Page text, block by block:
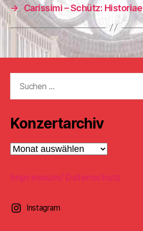
→ Carissimi – Schütz: Historiae
nach:
Konzertarchiv
Konzertarchiv
Impressum/ Datenschutz
Instagram